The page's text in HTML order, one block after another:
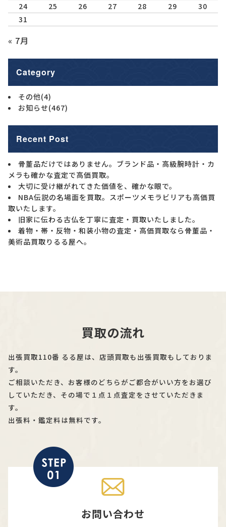
24
25 26 27 28 29
30
31
« 7月
Category
その他(4)
お知らせ(467)
Recent Post
骨董品だけではありません。ブランド品・高級腕時計・カ
メラも確かな査定で高価買取。
大切に受け継がれてきた価値を、確かな眼で。
NBA伝説の名場面を買取。スポーツメモラビリアも高価買
取いたします。
旧家に伝わる古仏を丁寧に査定・買取いたしました。
着物・帯・反物・和装小物の査定・高価買取なら骨董品・
美術品買取りるる屋へ。
買取の流れ
出張買取110番 るる屋は、店頭買取も出張買取もしておりま
す。
ご相談いただき、お客様のどちらがご都合がいい方をお選び
していただき、その場で１点１点査定をさせていただきま
す。
出張料・鑑定料は無料です。
お問い合わせ